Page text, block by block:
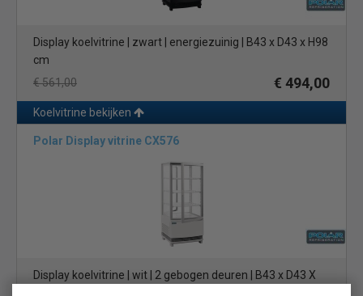
Display koelvitrine | zwart | energiezuinig | B43 x D43 x H98
cm
€ 561,00
€ 494,00
Koelvitrine bekijken
Polar Display vitrine CX576
Display koelvitrine | wit | 2 gebogen deuren | B43 x D43 X